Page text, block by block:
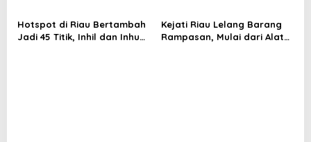
Hotspot di Riau Bertambah
Jadi 45 Titik, Inhil dan Inhu
Kejati Riau Lelang Barang
Rampasan, Mulai dari Alat